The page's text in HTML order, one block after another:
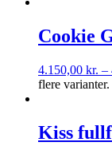
Cookie
4.150,00 kr. –
flere
Kiss